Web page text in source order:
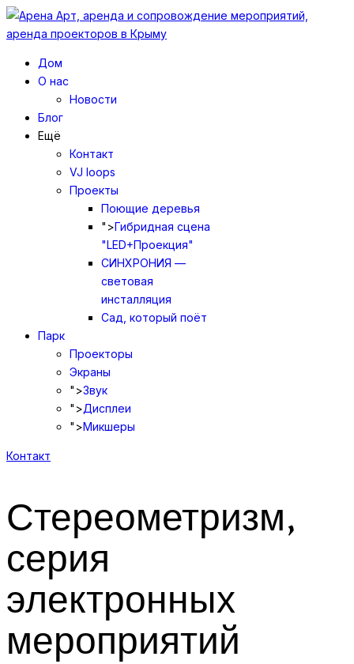
Дом
О нас
Новости
Блог
Ещё
Контакт
VJ loops
Проекты
Поющие деревья
">Гибридная сцена
"LED+Проекция"
СИНХРОНИЯ —
световая
инсталляция
Сад, который поёт
Парк
Проекторы
Экраны
">Звук
">Дисплеи
">Микшеры
Контакт
Стереометризм,
серия
электронных
мероприятий